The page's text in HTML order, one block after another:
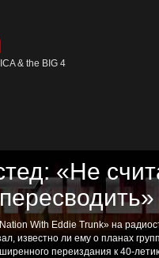
& the BIG 4
«Не
With Eddie Trunk» на
известно ли ему о планах
переиздания к 40-